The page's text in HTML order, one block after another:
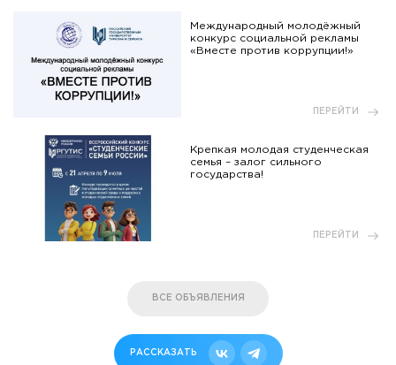
Международный молодёжный
конкурс социальной рекламы
«Вместе против коррупции!»
ПЕРЕЙТИ
Крепкая молодая студенческая
семья – залог сильного
государства!
ПЕРЕЙТИ
ВСЕ ОБЪЯВЛЕНИЯ
РАССКАЗАТЬ